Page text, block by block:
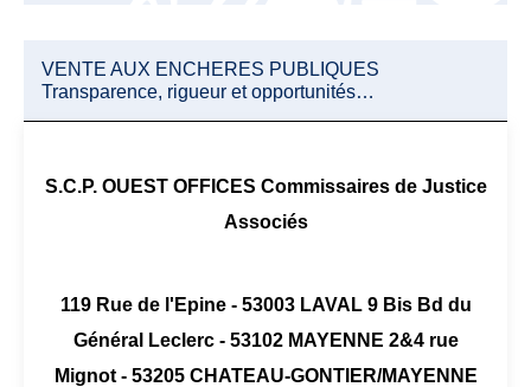
VENTE AUX ENCHERES PUBLIQUES
Transparence, rigueur et opportunités…
S.C.P. OUEST OFFICES Commissaires de Justice
Associés
119 Rue de l'Epine - 53003 LAVAL 9 Bis Bd du
Général Leclerc - 53102 MAYENNE 2&4 rue
Mignot - 53205 CHATEAU-GONTIER/MAYENNE